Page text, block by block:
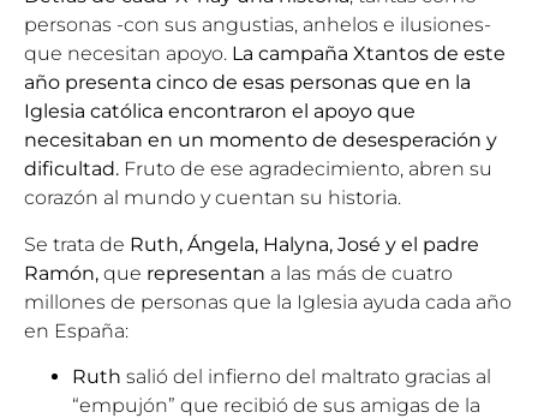
personas -con sus angustias, anhelos e ilusiones-
que necesitan apoyo. La campaña Xtantos de este
año presenta cinco de esas personas que en la
Iglesia católica encontraron el apoyo que
necesitaban en un momento de desesperación y
dificultad. Fruto de ese agradecimiento, abren su
corazón al mundo y cuentan su historia.
Se trata de Ruth, Ángela, Halyna, José y el padre
Ramón, que representan a las más de cuatro
millones de personas que la Iglesia ayuda cada año
en España:
Ruth salió del infierno del maltrato gracias al
“empujón” que recibió de sus amigas de la